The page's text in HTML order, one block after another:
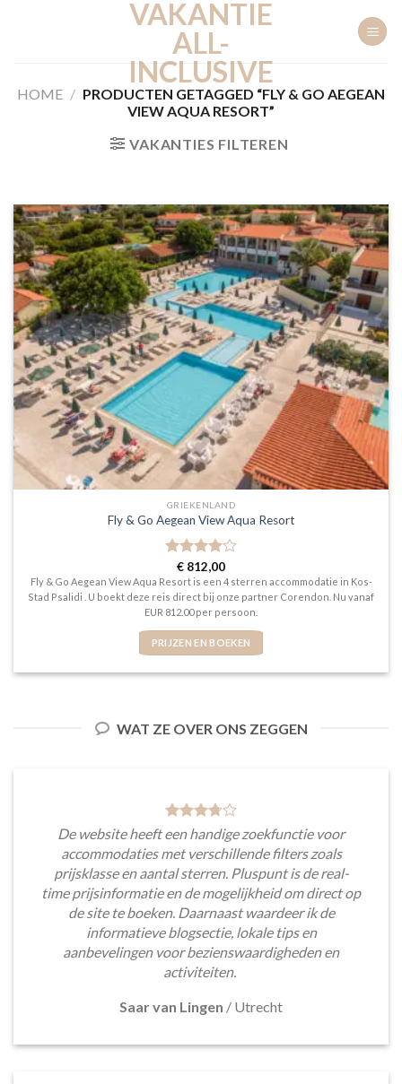
VAKANTIE
ALL-
INCLUSIVE
HOME / PRODUCTEN GETAGGED “FLY & GO AEGEAN
VIEW AQUA RESORT”
VAKANTIES FILTEREN
GRIEKENLAND
Fly & Go Aegean View Aqua Resort
Gewaardeerd
4uit 5
€ 812,00
Fly & Go Aegean View Aqua Resort is een 4 sterren accommodatie in Kos-
Stad Psalidi . U boekt deze reis direct bij onze partner Corendon. Nu vanaf
EUR 812.00 per persoon.
PRIJZEN EN BOEKEN
WAT ZE OVER ONS ZEGGEN
De website heeft een handige zoekfunctie voor
accommodaties met verschillende filters zoals
prijsklasse en aantal sterren. Pluspunt is de real-
time prijsinformatie en de mogelijkheid om direct op
de site te boeken. Daarnaast waardeer ik de
informatieve blogsectie, lokale tips en
aanbevelingen voor bezienswaardigheden en
activiteiten.
Saar van Lingen / Utrecht